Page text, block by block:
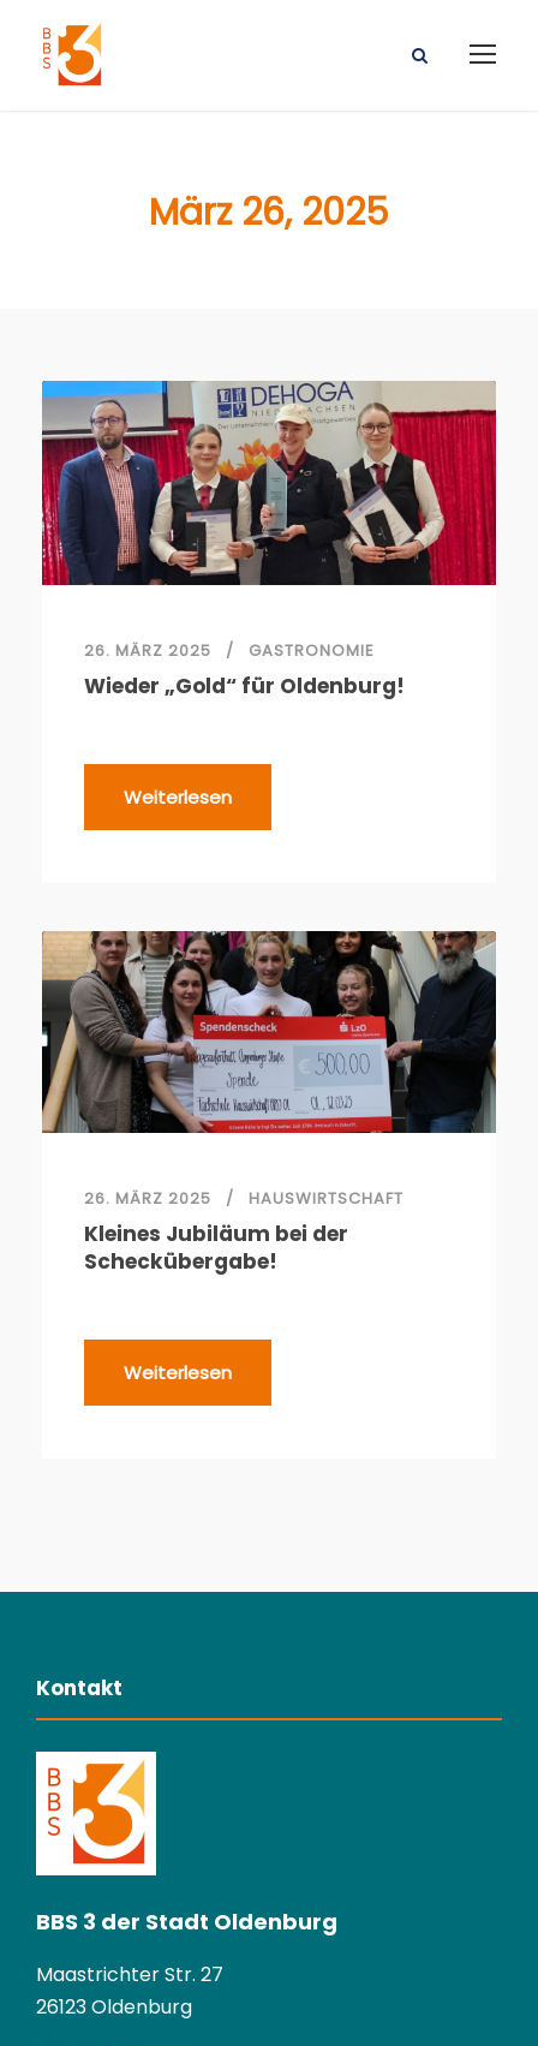
März 26, 2025
26. MÄRZ 2025 GASTRONOMIE
Wieder „Gold“ für Oldenburg!
Weiterlesen
26. MÄRZ 2025 HAUSWIRTSCHAFT
Kleines Jubiläum bei der
Scheckübergabe!
Weiterlesen
Kontakt
BBS 3 der Stadt Oldenburg
Maastrichter Str. 27
26123 Oldenburg